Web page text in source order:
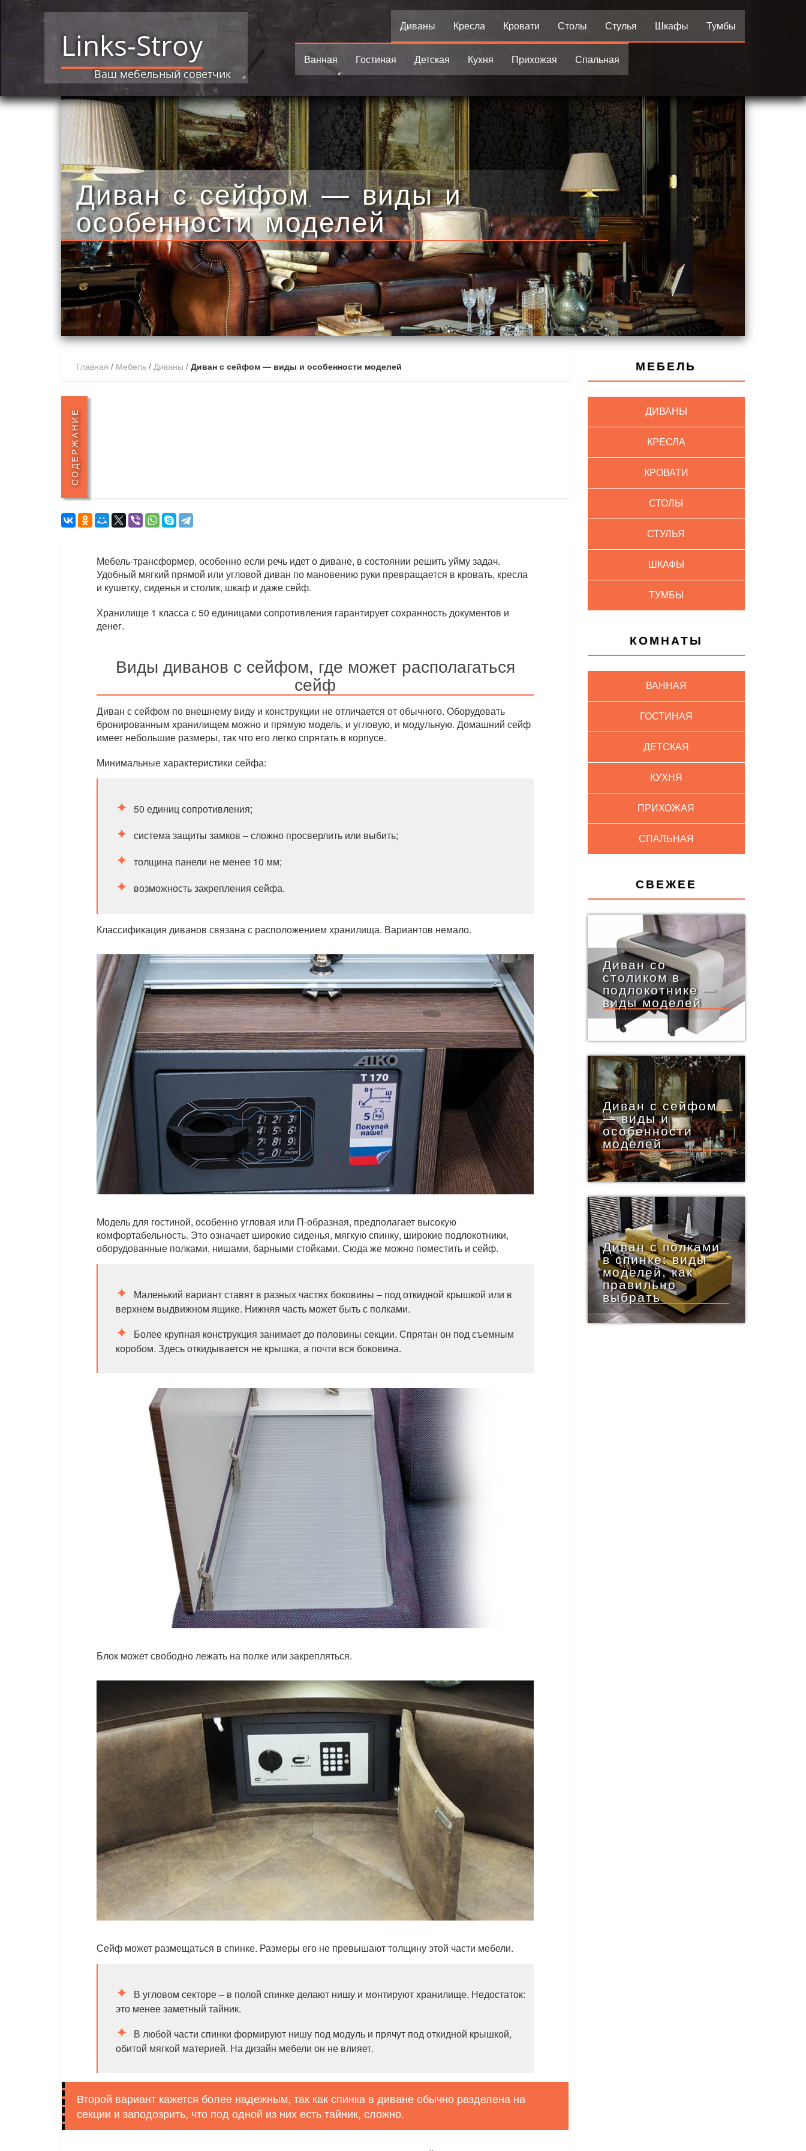
Links-Stroy
Ваш мебельный советчик
Диваны Кресла Кровати Столы Стулья Шкафы Тумбы
Ванная Гостиная Детская Кухня Прихожая Спальная
Диван с сейфом — виды и
особенности моделей
Главная / Мебель / Диваны / Диван с сейфом — виды и особенности моделей
СОДЕРЖАНИЕ
Мебель-трансформер, особенно если речь идет о диване, в состоянии решить уйму задач.
Удобный мягкий прямой или угловой диван по мановению руки превращается в кровать, кресла
и кушетку, сиденья и столик, шкаф и даже сейф.
Хранилище 1 класса с 50 единицами сопротивления гарантирует сохранность документов и
денег.
Виды диванов с сейфом, где может располагаться
сейф
Диван с сейфом по внешнему виду и конструкции не отличается от обычного. Оборудовать
бронированным хранилищем можно и прямую модель, и угловую, и модульную. Домашний сейф
имеет небольшие размеры, так что его легко спрятать в корпусе.
Минимальные характеристики сейфа:
50 единиц сопротивления;
система защиты замков – сложно просверлить или выбить;
толщина панели не менее 10 мм;
возможность закрепления сейфа.
Классификация диванов связана с расположением хранилища. Вариантов немало.
Модель для гостиной, особенно угловая или П-образная, предполагает высокую
комфортабельность. Это означает широкие сиденья, мягкую спинку, широкие подлокотники,
оборудованные полками, нишами, барными стойками. Сюда же можно поместить и сейф.
Маленький вариант ставят в разных частях боковины – под откидной крышкой или в
верхнем выдвижном ящике. Нижняя часть может быть с полками.
Более крупная конструкция занимает до половины секции. Спрятан он под съемным
коробом. Здесь откидывается не крышка, а почти вся боковина.
Блок может свободно лежать на полке или закрепляться.
Сейф может размещаться в спинке. Размеры его не превышают толщину этой части мебели.
В угловом секторе – в полой спинке делают нишу и монтируют хранилище. Недостаток:
это менее заметный тайник.
В любой части спинки формируют нишу под модуль и прячут под откидной крышкой,
обитой мягкой материей. На дизайн мебели он не влияет.
Второй вариант кажется более надежным, так как спинка в диване обычно разделена на
секции и заподозрить, что под одной из них есть тайник, сложно.
МЕБЕЛЬ
ДИВАНЫ
КРЕСЛА
КРОВАТИ
СТОЛЫ
СТУЛЬЯ
ШКАФЫ
ТУМБЫ
КОМНАТЫ
ВАННАЯ
ГОСТИНАЯ
ДЕТСКАЯ
КУХНЯ
ПРИХОЖАЯ
СПАЛЬНАЯ
СВЕЖЕЕ
Диван со
столиком в
подлокотнике —
виды моделей
Диван с сейфом
— виды и
особенности
моделей
Диван с полками
в спинке: виды
моделей, как
правильно
выбрать